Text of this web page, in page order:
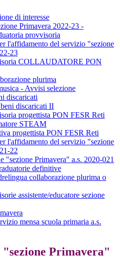
di interesse
Primavera 2022-23 -
provvisoria
l'affidamento del servizio "sezione
23
COLLAUDATORE PON
plurima
- Avvisi selezione
discaricati
discaricati II
progettista PON FESR Reti
STEAM
progettista PON FESR Reti
l'affidamento del servizio "sezione
22
"sezione Primavera" a.s. 2020-021
definitive
collaborazione plurima o
assistente/educatore sezione
mensa scuola primaria a.s.
"sezione Primavera"